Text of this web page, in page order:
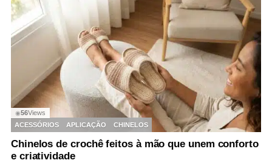
◉56Views
ACESSÓRIOS
APLICAÇÃO CHINELOS
Chinelos de crochê feitos à mão que unem conforto
e criatividade